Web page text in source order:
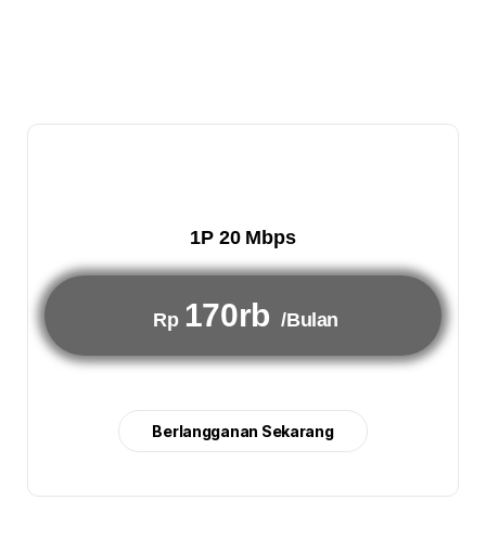
1P 20 Mbps
Rp 170rb /Bulan
Berlangganan Sekarang